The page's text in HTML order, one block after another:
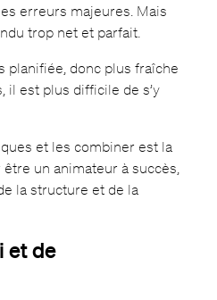
erreurs majeures. Mais
trop net et parfait.
planifiée, donc plus fraîche
il est plus difficile de s’y
et les combiner est la
un animateur à succès,
la structure et de la
et de